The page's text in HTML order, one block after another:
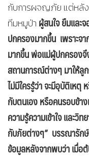
กับการผจญภัย แต่หลั
ทีมหมูป่า ผู้สนใจ ยืมและ
ปกครองมากขึ้น เพราะจ
มากขึ้น พ่อแม่ผู้ปกครองจึ
สถานการณ์ต่างๆ มาให้ลู
ไม่มีใครรู้ว่า จะมีอุบัติเหตุ
กับตนเอง หรือคนรอบข้า
ความรู้ความเข้าใจ และ
กับภัยต่างๆ” บรรณารัก
ข้อมูลหลังจากพบว่า เมื่อ